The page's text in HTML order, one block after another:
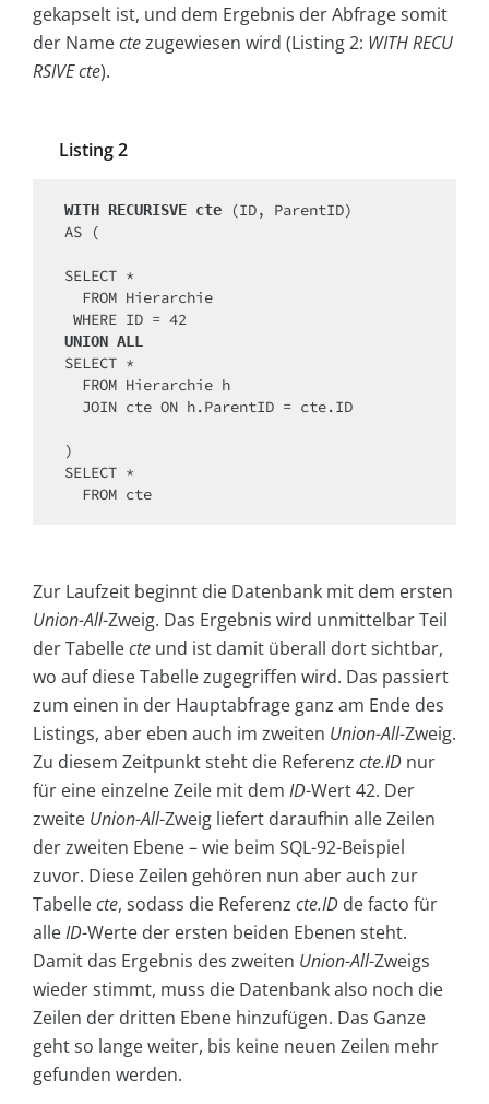
gekapselt ist, und dem Ergebnis der Abfrage somit
der Namectezugewiesen wird (Listing 2: WITH RECU
RSIVE cte).
Listing 2
WITH RECURISVE cte (ID, ParentID)
AS (
SELECT *
UNION ALL
SELECT *
)
SELECT *
  FROM cte
Zur Laufzeit beginnt die Datenbank mit dem ersten
Union-All-Zweig. Das Ergebnis wird unmittelbar Teil
der Tabellecte und ist damit überall dort sichtbar,
wo auf diese Tabelle zugegriffen wird. Das passiert
zum einen in der Hauptabfrage ganz am Ende des
Listings, aber eben auch im zweiten Union-All-Zweig.
Zu diesem Zeitpunkt steht die Referenz cte.ID nur
für eine einzelne Zeile mit dem ID-Wert 42. Der
zweite Union-All-Zweig liefert daraufhin alle Zeilen
der zweiten Ebene – wie beim SQL-92-Beispiel
zuvor. Diese Zeilen gehören nun aber auch zur
Tabellecte, sodass die Referenz cte.ID de facto für
alleID-Werte der ersten beiden Ebenen steht.
Damit das Ergebnis des zweiten Union-All-Zweigs
wieder stimmt, muss die Datenbank also noch die
Zeilen der dritten Ebene hinzufügen. Das Ganze
geht so lange weiter, bis keine neuen Zeilen mehr
gefunden werden.